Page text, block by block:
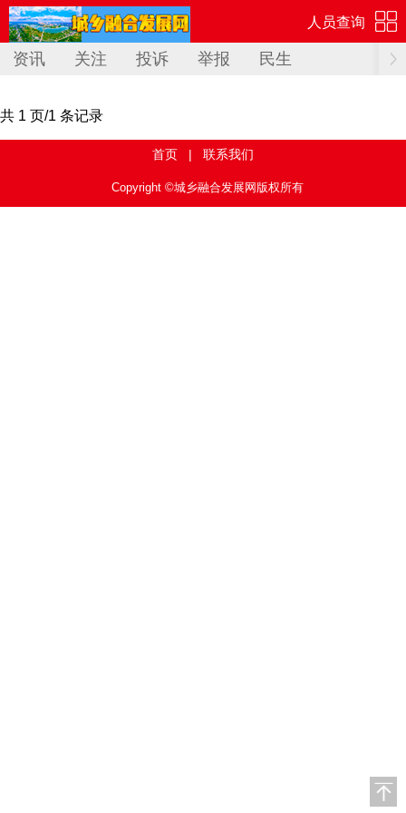
人员查询
资讯 关注 投诉 举报 民生
共 1 页/1 条记录
首页 | 联系我们
Copyright ©城乡融合发展网版权所有